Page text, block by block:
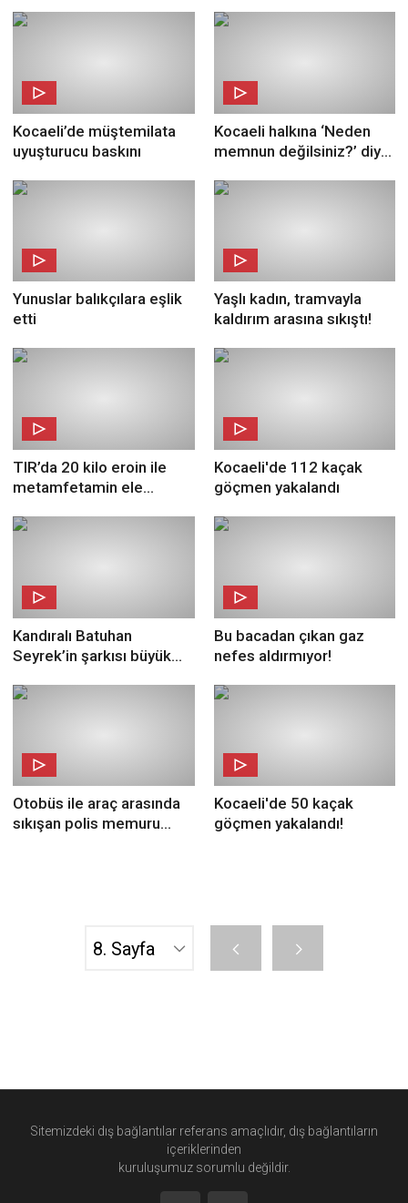
Kocaeli’de müştemilata
uyuşturucu baskını
Kocaeli halkına ‘Neden
memnun değilsiniz?’ diye
Sokak’ta
Yunuslar balıkçılara eşlik
etti
Yaşlı kadın, tramvayla
kaldırım arasına sıkıştı!
TIR’da 20 kilo eroin ile
metamfetamin ele
Kocaeli'de 112 kaçak
göçmen yakalandı
Kandıralı Batuhan
Seyrek’in şarkısı büyük
Bu bacadan çıkan gaz
nefes aldırmıyor!
Otobüs ile araç arasında
sıkışan polis memuru
Kocaeli'de 50 kaçak
göçmen yakalandı!
Sitemizdeki dış bağlantılar referans amaçlıdır, dış bağlantıların
içeriklerinden
kuruluşumuz sorumlu değildir.